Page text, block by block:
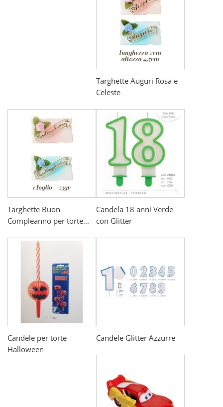
Targhette Auguri Rosa e
Celeste
Targhette Buon
Compleanno per torte...
Candela 18 anni Verde
con Glitter
Candele per torte
Halloween
Candele Glitter Azzurre